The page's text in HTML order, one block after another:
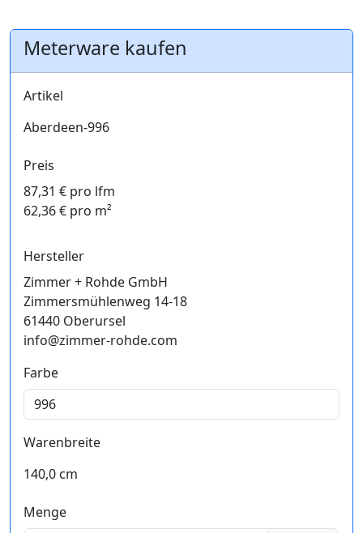
Meterware kaufen
Artikel
Aberdeen-996
Preis
87,31 € pro lfm
62,36 € pro m²
Hersteller
Zimmer + Rohde GmbH
Zimmersmühlenweg 14-18
61440 Oberursel
info@zimmer-rohde.com
Farbe
Warenbreite
140,0 cm
Menge